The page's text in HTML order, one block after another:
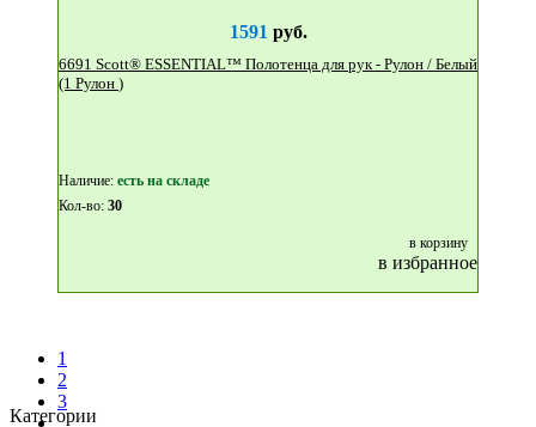
1591 руб.
6691 Scott® ESSENTIAL™ Полотенца для рук - Рулон / Белый
(1 Рулон )
Наличие: eсть на складе
Кол-во: 30
в корзину
в избранное
1
2
3
Категории